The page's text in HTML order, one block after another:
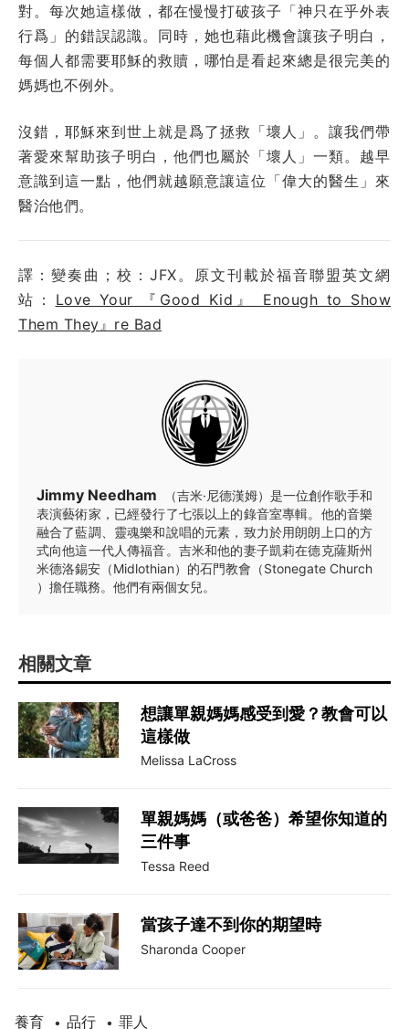
對。每次她這樣做，都在慢慢打破孩子「神只在乎外表
行爲」的錯誤認識。同時，她也藉此機會讓孩子明白，
每個人都需要耶穌的救贖，哪怕是看起來總是很完美的
媽媽也不例外。
沒錯，耶穌來到世上就是爲了拯救「壞人」。讓我們帶
著愛來幫助孩子明白，他們也屬於「壞人」一類。越早
意識到這一點，他們就越願意讓這位「偉大的醫生」來
醫治他們。
譯：變奏曲；校：JFX。原文刊載於福音聯盟英文網
站： Love Your 『Good Kid』 Enough to Show
Them They』re Bad
Jimmy Needham
（吉米·尼德漢姆）是一位創作歌手和
表演藝術家，已經發行了七張以上的錄音室專輯。他的音樂
融合了藍調、靈魂樂和說唱的元素，致力於用朗朗上口的方
式向他這一代人傳福音。吉米和他的妻子凱莉在德克薩斯州
米德洛錫安（Midlothian）的石門教會（Stonegate Church
）擔任職務。他們有兩個女兒。
相關文章
想讓單親媽媽感受到愛？教會可以
這樣做
Melissa LaCross
單親媽媽（或爸爸）希望你知道的
三件事
Tessa Reed
當孩子達不到你的期望時
Sharonda Cooper
養育 • 品行 • 罪人